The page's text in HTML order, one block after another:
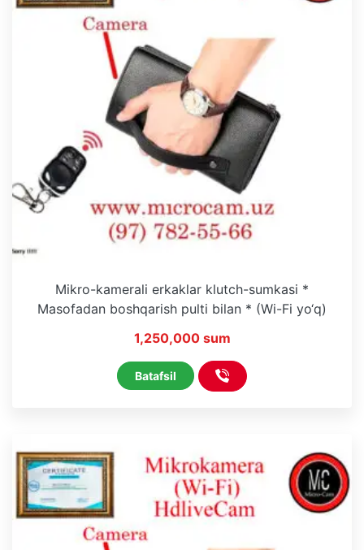
Mikro-kamerali erkaklar klutch-sumkasi *
Masofadan boshqarish pulti bilan * (Wi-Fi yo‘q)
1,250,000 sum
Batafsil